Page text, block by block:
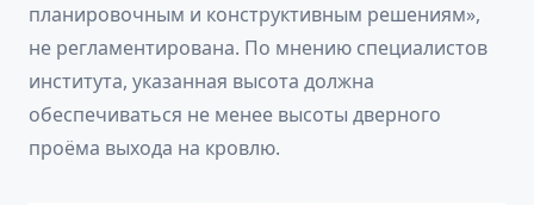
планировочным и конструктивным решениям»,
не регламентирована. По мнению специалистов
института, указанная высота должна
обеспечиваться не менее высоты дверного
проёма выхода на кровлю.